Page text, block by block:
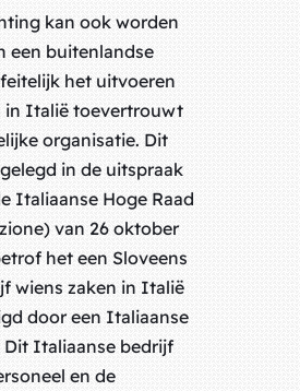
kan ook worden
een buitenlandse
het uitvoeren
in Italië toevertrouwt
organisatie. Dit
in de uitspraak
Italiaanse Hoge Raad
van 26 oktober
het een Sloveens
wiens zaken in Italië
door een Italiaanse
Italiaanse bedrijf
en de